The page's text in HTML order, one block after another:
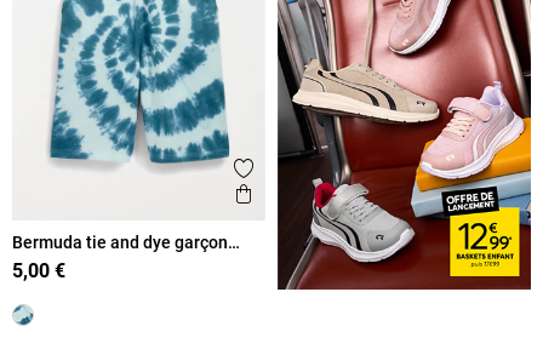
Ajouter aux favoris
Aperçu rapide
Bermuda tie and dye garçon
(XXS-M)
5,00 €